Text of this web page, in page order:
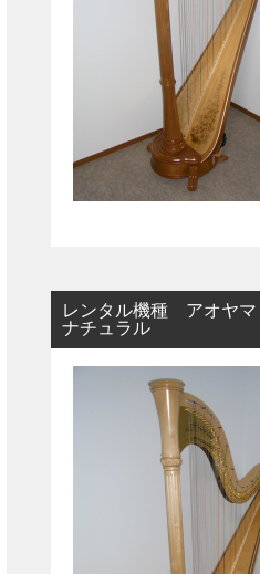
レンタル機種 アオヤ
ナチュラル